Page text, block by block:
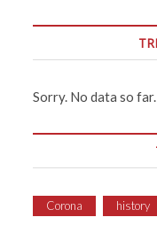
Sorry. No data so far.
Corona history